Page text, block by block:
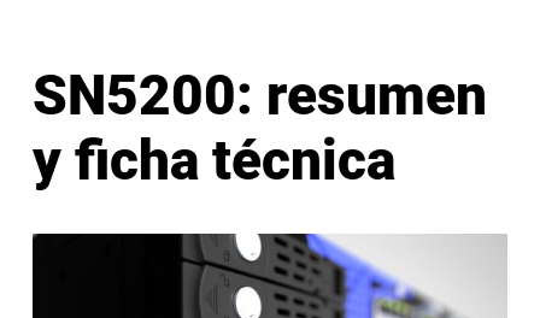
SN5200: resumen
y ficha técnica